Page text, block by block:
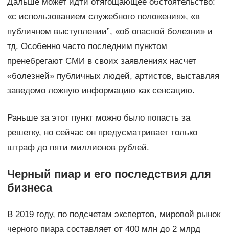
Дальше может идти отягощающее обстоятельство:
«с использованием служебного положения», «в
публичном выступлении”, «об опасной болезни» и
тд. Особенно часто последним пунктом
пренебрегают СМИ в своих заявлениях насчет
«болезней» публичных людей, артистов, выставляя
заведомо ложную информацию как сенсацию.
Раньше за этот пункт можно было попасть за
решетку, но сейчас он предусматривает только
штраф до пяти миллионов рублей.
Черный пиар и его последствия для
бизнеса
В 2019 году, по подсчетам экспертов, мировой рынок
черного пиара составляет от 400 млн до 2 млрд